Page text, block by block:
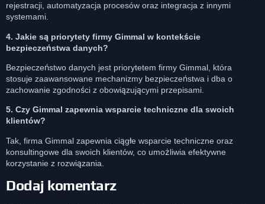
rejestracji, automatyzacja procesów oraz integracja z innymi
systemami.
4. Jakie są priorytety firmy Gimmal w kontekście
bezpieczeństwa danych?
Bezpieczeństwo danych jest priorytetem firmy Gimmal, która
stosuje zaawansowane mechanizmy bezpieczeństwa i dba o
zachowanie zgodności z obowiązującymi przepisami.
5. Czy Gimmal zapewnia wsparcie techniczne dla swoich
klientów?
Tak, firma Gimmal zapewnia ciągłe wsparcie techniczne oraz
konsultingowe dla swoich klientów, co umożliwia efektywne
korzystanie z rozwiązania.
Dodaj komentarz